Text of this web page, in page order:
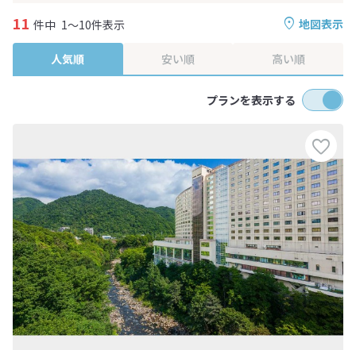
地図表示
11 件中 1～10件表示
人気順 安い順 高い順
プランを表示する